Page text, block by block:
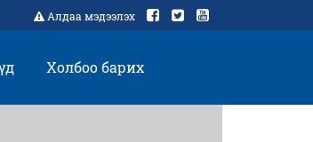
Алдаа мэдээлэх
Холбоо барих